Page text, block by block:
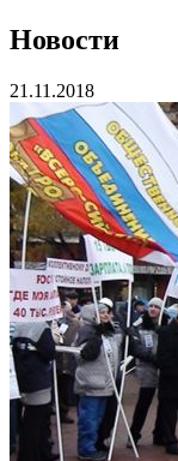
Новости
21.11.2018